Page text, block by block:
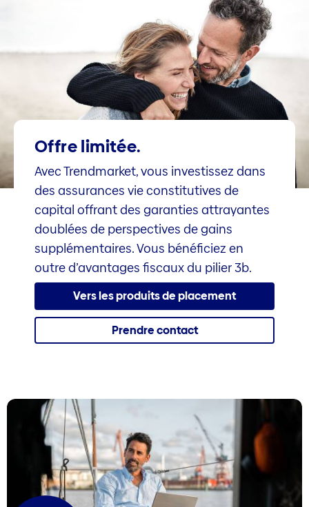
Offre limitée.
Avec Trendmarket, vous investissez dans
des assurances vie constitutives de
capital offrant des garanties attrayantes
doublées de perspectives de gains
supplémentaires. Vous bénéficiez en
outre d’avantages fiscaux du pilier 3b.
Vers les produits de placement
Prendre contact